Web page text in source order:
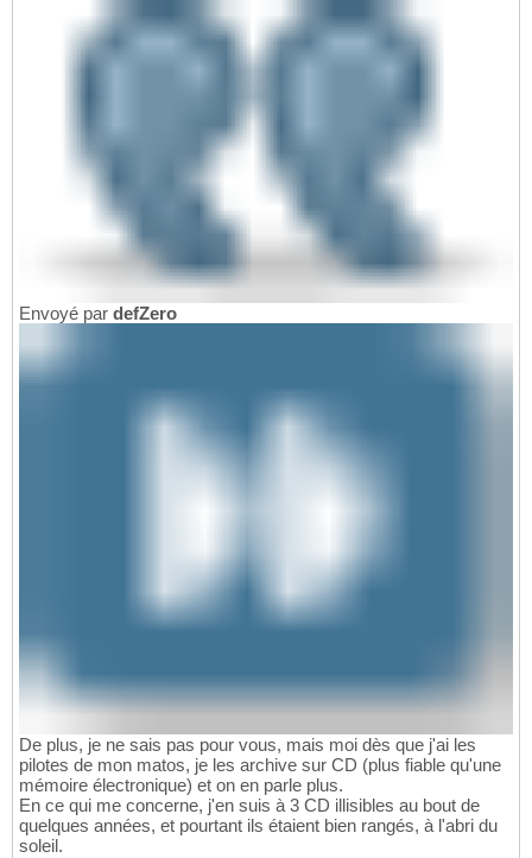
Envoyé par defZero
De plus, je ne sais pas pour vous, mais moi dès que j'ai les
pilotes de mon matos, je les archive sur CD (plus fiable qu'une
mémoire électronique) et on en parle plus.
En ce qui me concerne, j'en suis à 3 CD illisibles au bout de
quelques années, et pourtant ils étaient bien rangés, à l'abri du
soleil.